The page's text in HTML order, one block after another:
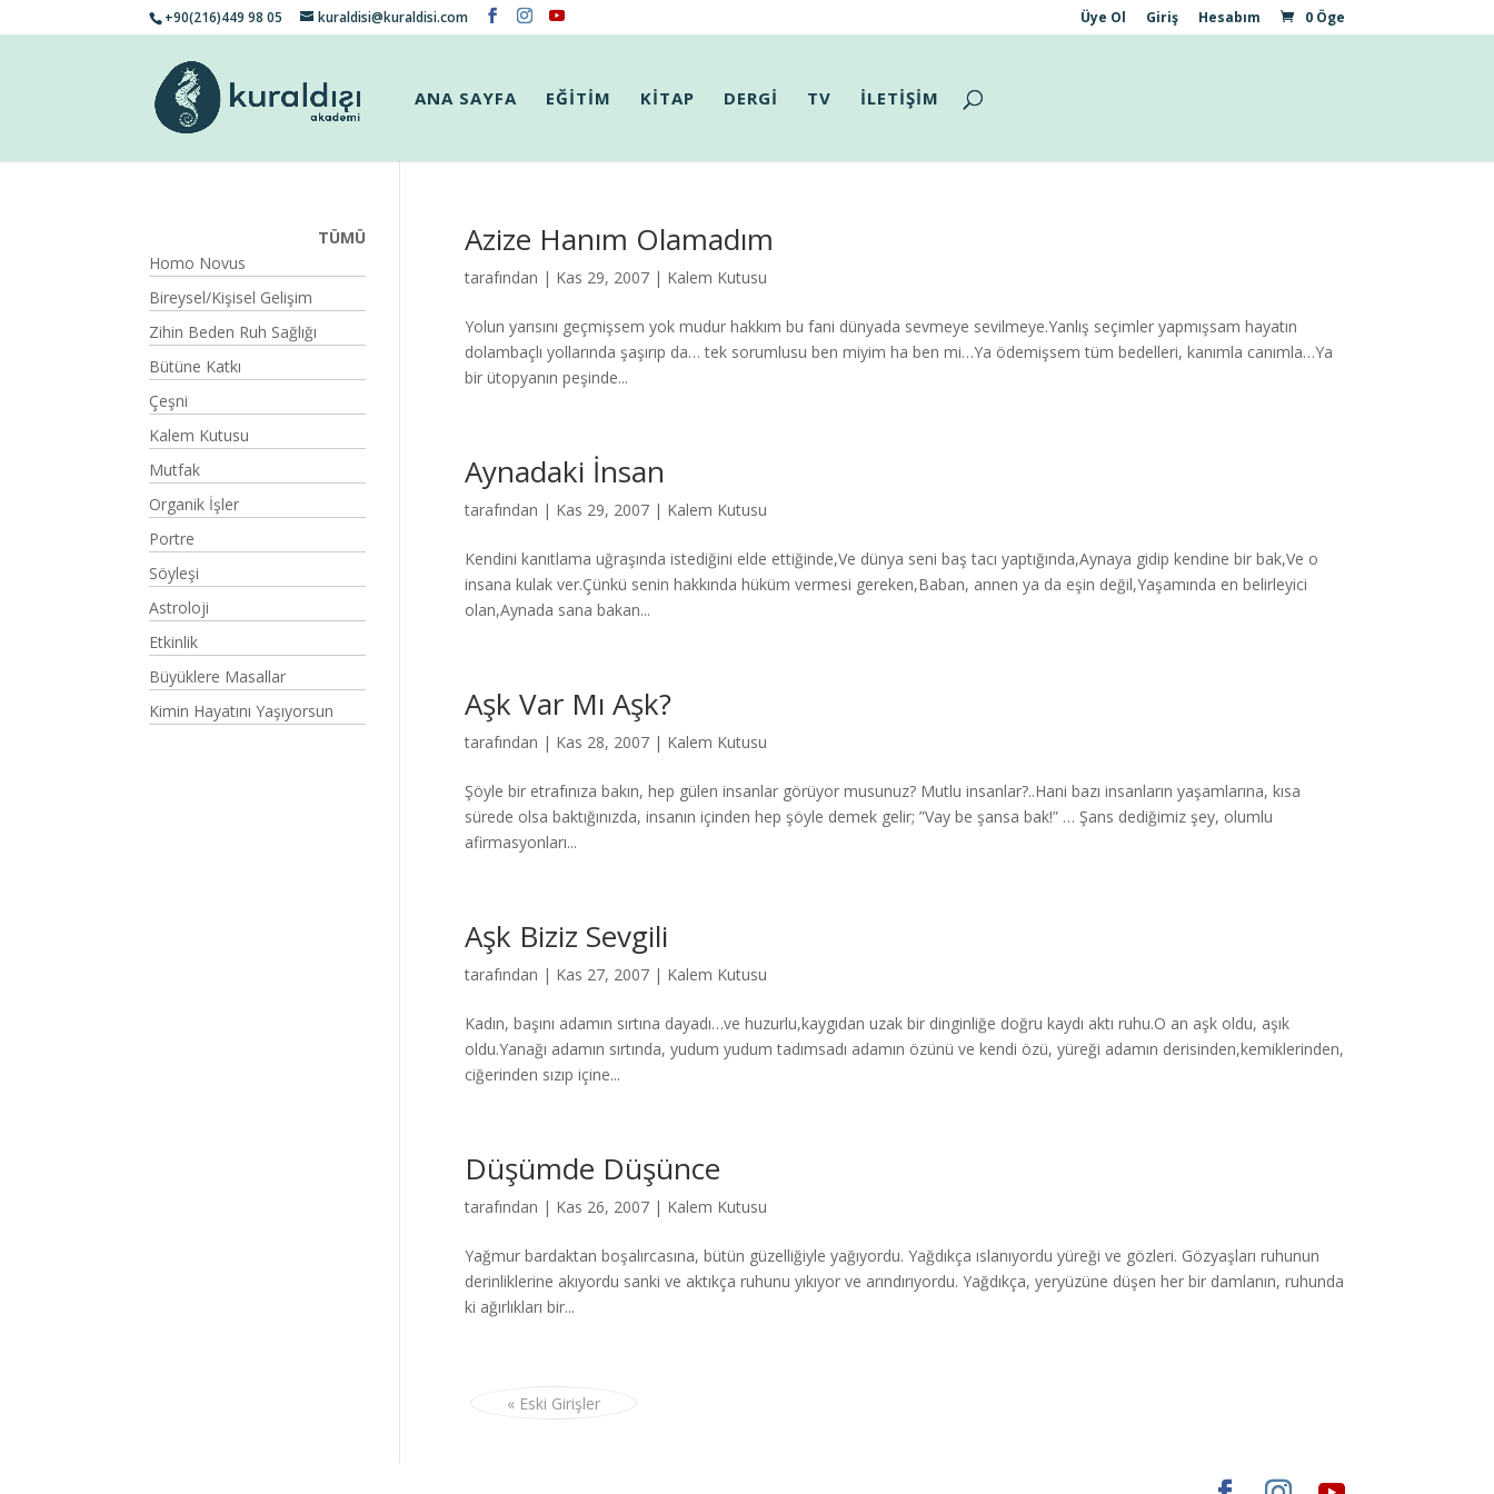
+90(216)449 98 05 kuraldisi@kuraldisi.com Üye Ol Giriş Hesabım 0 Öge
ANA SAYFA EĞİTİM KİTAP DERGİ TV İLETİŞİM
Azize Hanım Olamadım
tarafından | Kas 29, 2007| Kalem Kutusu
Yolun yarısını geçmişsem yok mudur hakkım bu fani dünyada sevmeye sevilmeye.Yanlış seçimler yapmışsam hayatın
dolambaçlı yollarında şaşırıp da… tek sorumlusu ben miyim ha ben mi…Ya ödemişsem tüm bedelleri, kanımla canımla…Ya
bir ütopyanın peşinde...
Aynadaki İnsan
tarafından | Kas 29, 2007| Kalem Kutusu
Kendini kanıtlama uğraşında istediğini elde ettiğinde,Ve dünya seni baş tacı yaptığında,Aynaya gidip kendine bir bak,Ve o
insana kulak ver.Çünkü senin hakkında hüküm vermesi gereken,Baban, annen ya da eşin değil,Yaşamında en belirleyici
olan,Aynada sana bakan...
Aşk Var Mı Aşk?
tarafından | Kas 28, 2007| Kalem Kutusu
Şöyle bir etrafınıza bakın, hep gülen insanlar görüyor musunuz? Mutlu insanlar?..Hani bazı insanların yaşamlarına, kısa
sürede olsa baktığınızda, insanın içinden hep şöyle demek gelir; ”Vay be şansa bak!” … Şans dediğimiz şey, olumlu
afirmasyonları...
Aşk Biziz Sevgili
tarafından | Kas 27, 2007| Kalem Kutusu
Kadın, başını adamın sırtına dayadı…ve huzurlu,kaygıdan uzak bir dinginliğe doğru kaydı aktı ruhu.O an aşk oldu, aşık
oldu.Yanağı adamın sırtında, yudum yudum tadımsadı adamın özünü ve kendi özü, yüreği adamın derisinden,kemiklerinden,
ciğerinden sızıp içine...
Düşümde Düşünce
tarafından | Kas 26, 2007| Kalem Kutusu
Yağmur bardaktan boşalırcasına, bütün güzelliğiyle yağıyordu. Yağdıkça ıslanıyordu yüreği ve gözleri. Gözyaşları ruhunun
derinliklerine akıyordu sanki ve aktıkça ruhunu yıkıyor ve arındırıyordu. Yağdıkça, yeryüzüne düşen her bir damlanın, ruhunda
ki ağırlıkları bir...
« Eski Girişler
TÜMÜ
Homo Novus
Bireysel/Kişisel Gelişim
Zihin Beden Ruh Sağlığı
Bütüne Katkı
Çeşni
Kalem Kutusu
Mutfak
Organik İşler
Portre
Söyleşi
Astroloji
Etkinlik
Büyüklere Masallar
Kimin Hayatını Yaşıyorsun